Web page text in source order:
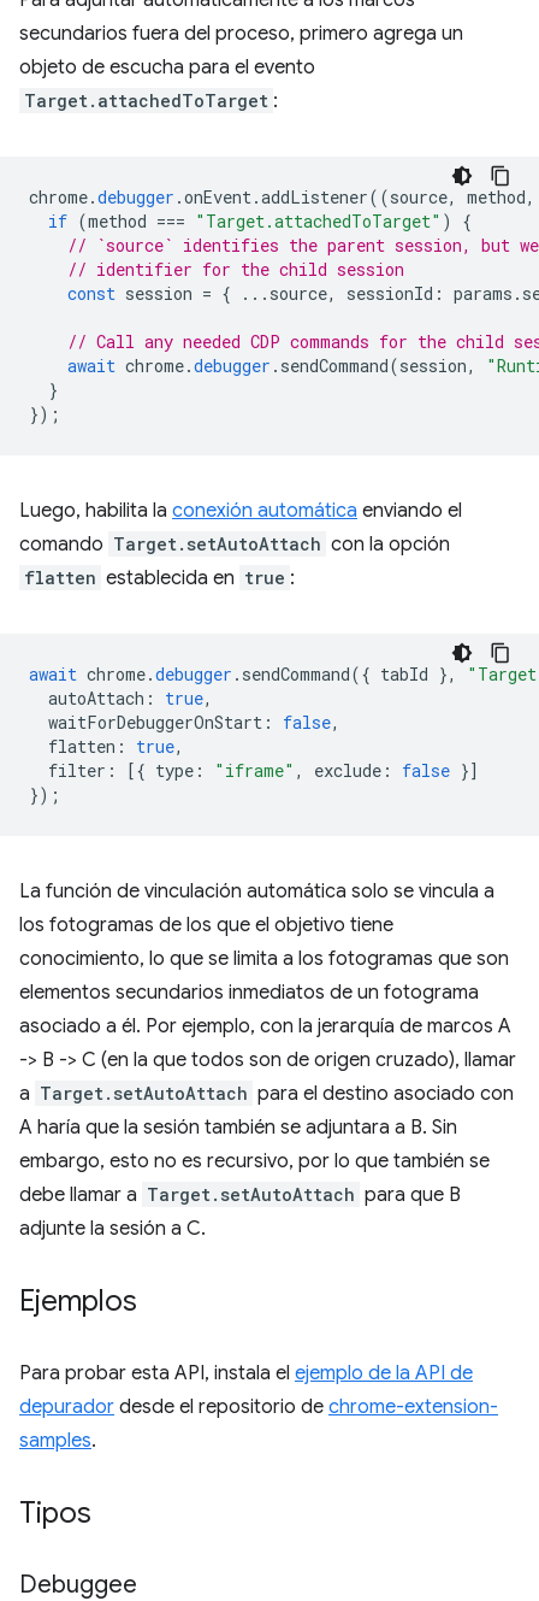
secundarios fuera del proceso, primero agrega un
objeto de escucha para el evento
Target.attachedToTarget :
chrome.debugger .onEvent.addListener((source, method,
if (method === "Target.attachedToTarget" )
{
// `source` identifies the parent session, but we
// identifier for the child session
const session = { ... source, sessionId : params .
// Call any needed CDP commands for the child
await chrome.debugger . sendCommand(session,
}
});
Luego, habilita la conexión automática enviando el
comando Target.setAutoAttach con la opción
flatten establecida en true :
await chrome.debugger . sendCommand({ tabId },
autoAttach : true,
waitForDebuggerOnStart : false,
flatten : true,
filter : [{ type : "iframe" , exclude : false }]
});
La función de vinculación automática solo se vincula a
los fotogramas de los que el objetivo tiene
conocimiento, lo que se limita a los fotogramas que son
elementos secundarios inmediatos de un fotograma
asociado a él. Por ejemplo, con la jerarquía de marcos A
-> B -> C (en la que todos son de origen cruzado), llamar
a Target.setAutoAttach para el destino asociado con
A haría que la sesión también se adjuntara a B. Sin
embargo, esto no es recursivo, por lo que también se
debe llamar a Target.setAutoAttach para que B
adjunte la sesión a C.
Ejemplos
Para probar esta API, instala el ejemplo de la API de
depurador desde el repositorio de chrome-extension-
samples.
Tipos
Debuggee